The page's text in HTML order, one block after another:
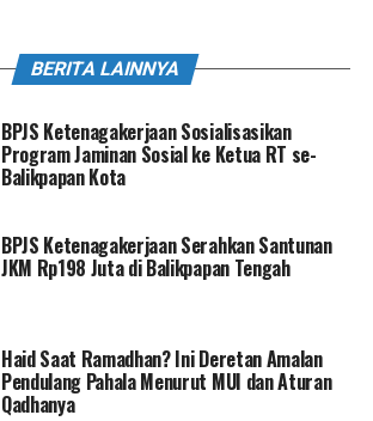
BERITA LAINNYA
BPJS Ketenagakerjaan Sosialisasikan
Program Jaminan Sosial ke Ketua RT se-
Balikpapan Kota
BPJS Ketenagakerjaan Serahkan Santunan
JKM Rp198 Juta di Balikpapan Tengah
Haid Saat Ramadhan? Ini Deretan Amalan
Pendulang Pahala Menurut MUI dan Aturan
Qadhanya